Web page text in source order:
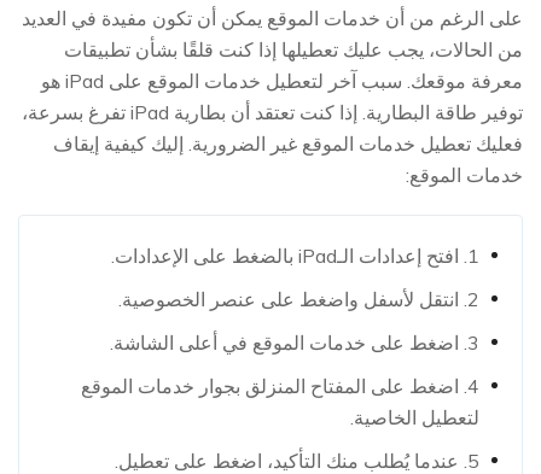
على الرغم من أن خدمات الموقع يمكن أن تكون مفيدة في العديد
من الحالات، يجب عليك تعطيلها إذا كنت قلقًا بشأن تطبيقات
معرفة موقعك. سبب آخر لتعطيل خدمات الموقع على iPad هو
توفير طاقة البطارية. إذا كنت تعتقد أن بطارية iPad تفرغ بسرعة،
فعليك تعطيل خدمات الموقع غير الضرورية. إليك كيفية إيقاف
خدمات الموقع:
1. افتح إعدادات الـiPad بالضغط على الإعدادات.
2. انتقل لأسفل واضغط على عنصر الخصوصية.
3. اضغط على خدمات الموقع في أعلى الشاشة.
4. اضغط على المفتاح المنزلق بجوار خدمات الموقع
لتعطيل الخاصية.
5. عندما يُطلب منك التأكيد، اضغط على تعطيل.